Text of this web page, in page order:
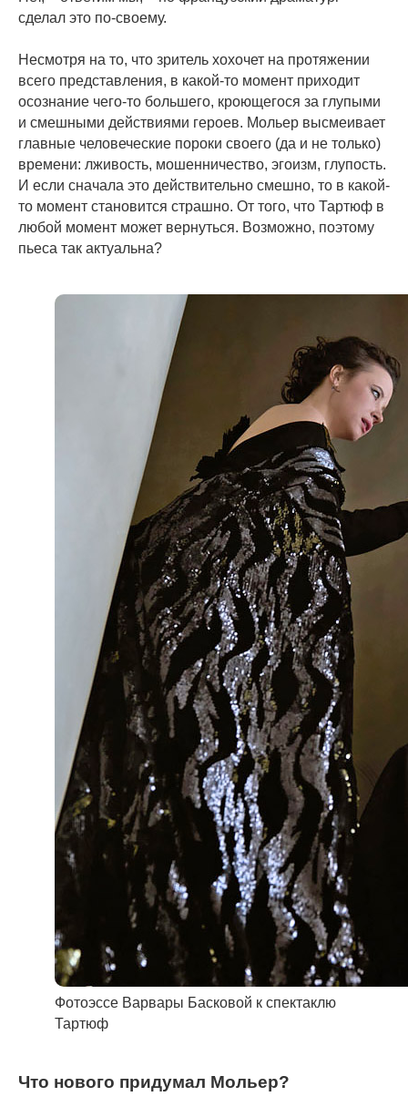
сделал это по-своему.
Несмотря на то, что зритель хохочет на протяжении
всего представления, в какой-то момент приходит
осознание чего-то большего, кроющегося за глупыми
и смешными действиями героев. Мольер высмеивает
главные человеческие пороки своего (да и не только)
времени: лживость, мошенничество, эгоизм, глупость.
И если сначала это действительно смешно, то в какой-
то момент становится страшно. От того, что Тартюф в
любой момент может вернуться. Возможно, поэтому
пьеса так актуальна?
Фотоэссе Варвары Басковой к спектаклю
Тартюф
Что нового придумал Мольер?